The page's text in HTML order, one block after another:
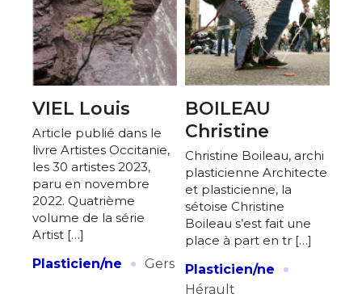
VIEL Louis
Article publié dans le
livre Artistes Occitanie,
les 30 artistes 2023,
paru en novembre
2022. Quatrième
volume de la série
Artist […]
Plasticien/ne
· Gers
BOILEAU
Christine
Christine Boileau, archi
plasticienne Architecte
et plasticienne, la
sétoise Christine
Boileau s’est fait une
place à part en tr […]
Plasticien/ne
·
Hérault